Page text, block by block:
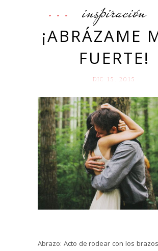
inspiración
¡ABRÁZAME
FUERTE!
DIC 15. 2015
Abrazo: Acto de rodear con los